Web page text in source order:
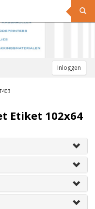
Inloggen
Etiket 102x64